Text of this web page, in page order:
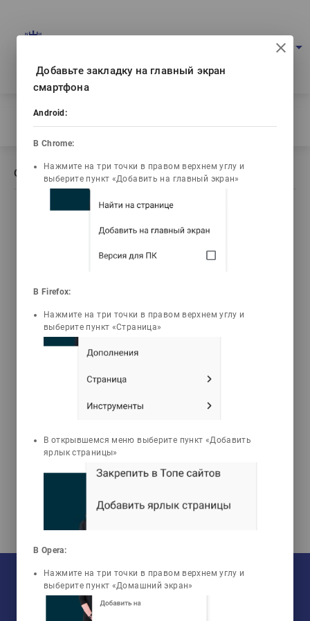
Рус arrow_drop_down
Главная
/
Описание книги Алаш зиялыларының тағдыры
Описание книги Алаш зиялыларының тағдыры
Содержание
library_books
Текст книги
video_library
Видео лекции
Задачи Тесты
Ғазезұлы
Алаш зиялыларының
университетами
У нас обучается 960групп
Зарегистрировано50759пользователей
456806
Добавьте закладку на главный экран
смартфона
Android:
В Chrome:
Нажмите на три точки в правом верхнем углу и
выберите пункт «Добавить на главный экран»
В Firefox:
Нажмите на три точки в правом верхнем углу и
выберите пункт «Страница»
В открывшемся меню выберите пункт «Добавить
ярлык страницы»
В Opera:
Нажмите на три точки в правом верхнем углу и
выберите пункт «Домашний экран»